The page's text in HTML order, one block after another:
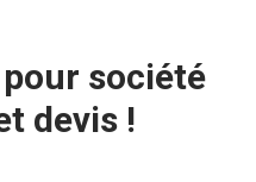
société
devis !